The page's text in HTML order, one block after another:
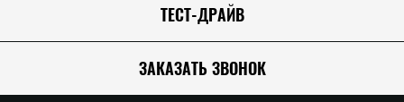
ТЕСТ-ДРАЙВ
ЗАКАЗАТЬ ЗВОНОК